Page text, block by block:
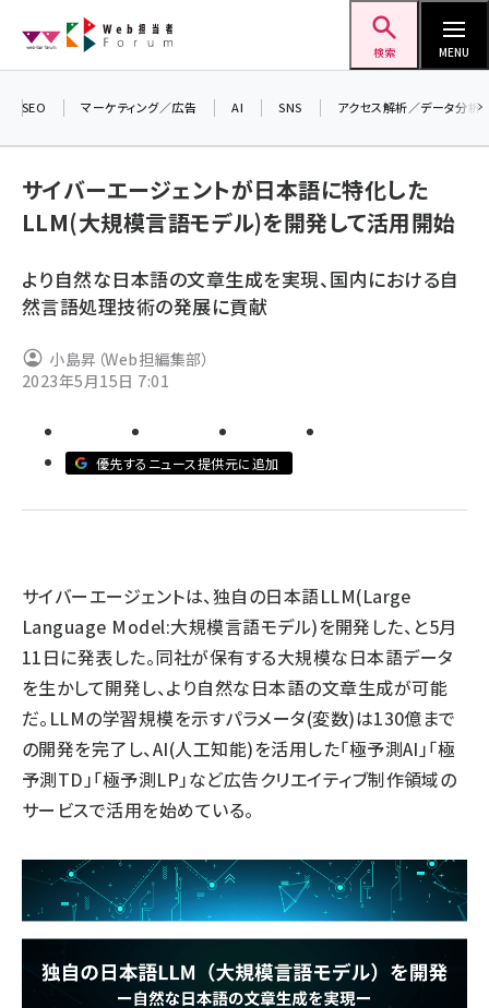
ン
検索 MENU
ai (2811)
note (2315)
z世代 (1623)
SEO マーケティング／広告 AI SNS アクセス解析／データ分析
サイバーエージェントが日本語に特化した
LLM(大規模言語モデル)を開発して活用開始
より自然な日本語の文章生成を実現、国内における自
然言語処理技術の発展に貢献
小島昇（Web担編集部）
2023年5月15日 7:01
優先するニュース提供元に追加
サイバーエージェントは、独自の日本語LLM(Large
Language Model:大規模言語モデル)を開発した、と5月
11日に発表した。同社が保有する大規模な日本語データ
を生かして開発し、より自然な日本語の文章生成が可能
だ。LLMの学習規模を示すパラメータ(変数)は130億まで
の開発を完了し、AI(人工知能)を活用した「極予測AI」「極
予測TD」「極予測LP」など広告クリエイティブ制作領域の
サービスで活用を始めている。